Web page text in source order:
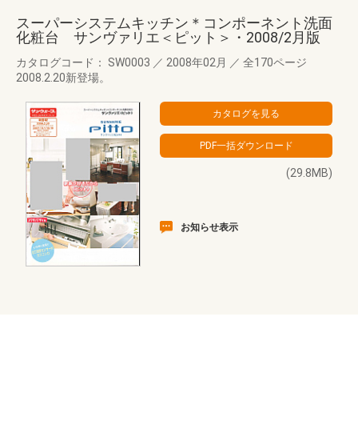
スーパーシステムキッチン＊コンポーネント洗面
化粧台 サンヴァリエ＜ピット＞・2008/2月版
カタログコード： SW0003 ／ 2008年02月 ／ 全170ページ
2008.2.20新登場。
(29.8MB)
お知らせ表示